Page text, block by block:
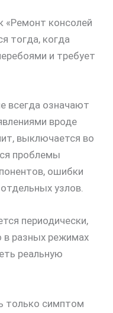
«Ремонт консолей
тогда, когда
и требует
всегда означают
вроде
выключается во
проблемы
ошибки
узлов.
периодически,
в разных режимах
реальную
только симптом